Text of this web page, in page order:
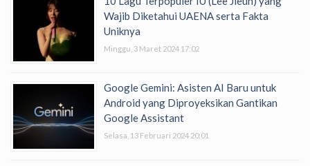
Wajib Diketahui UAENA serta Fakta
Uniknya
Minggu, 3 Maret 2024 17:02
Google Gemini: Asisten AI Baru untuk
Android yang Diproyeksikan Gantikan
Google Assistant
Selasa, 13 Februari 2024 20:01